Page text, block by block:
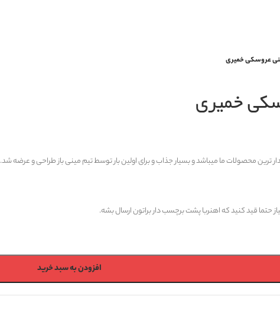
عروسکی خمیری
خمیری
محصولات ما میباشد و بسیار جذاب و برای اولین بار توسط تیم مینی باز طراحی و عرضه شد.
قید کنید که اهنربا پشت برچسب دار براتون ارسال بشه.
افزودن به سبد خرید